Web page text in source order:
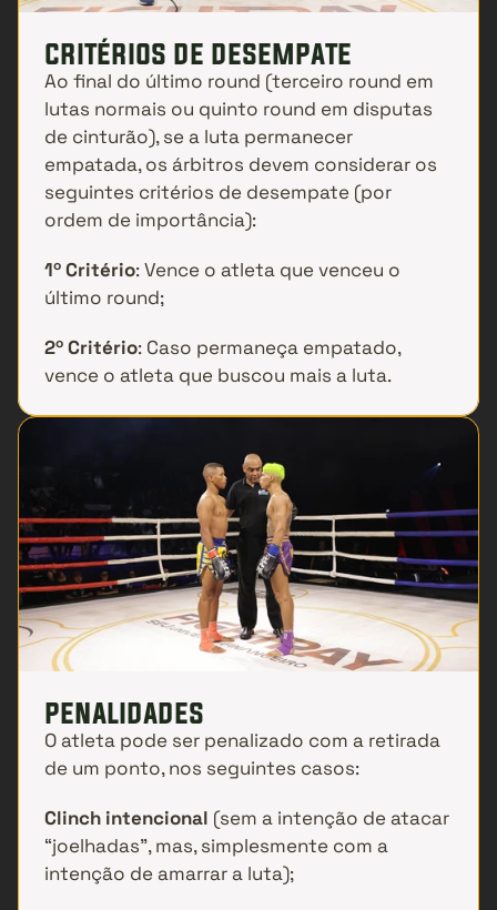
critérios de desempate
Ao final do último round (terceiro round em
lutas normais ou quinto round em disputas
de cinturão), se a luta permanecer
empatada, os árbitros devem considerar os
seguintes critérios de desempate (por
ordem de importância):
1º Critério: Vence o atleta que venceu o
último round;
2º Critério: Caso permaneça empatado,
vence o atleta que buscou mais a luta.
penalidades
O atleta pode ser penalizado com a retirada
de um ponto, nos seguintes casos:
Clinch intencional (sem a intenção de atacar
“joelhadas”, mas, simplesmente com a
intenção de amarrar a luta);